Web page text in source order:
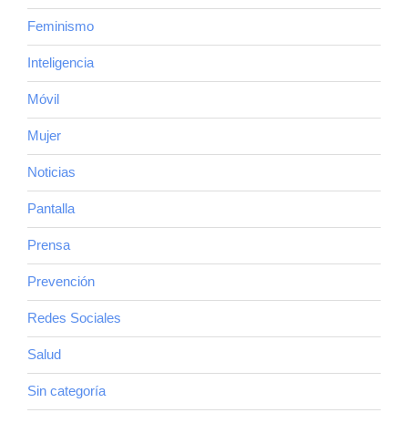
Feminismo
Inteligencia
Móvil
Mujer
Noticias
Pantalla
Prensa
Prevención
Redes Sociales
Salud
Sin categoría